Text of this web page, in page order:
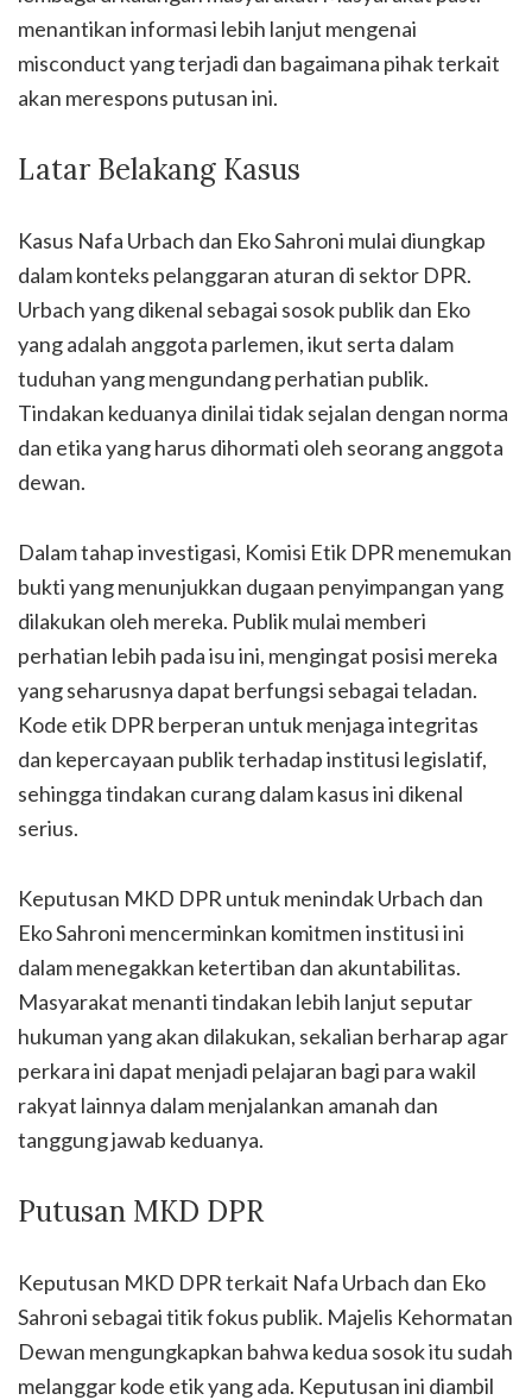
menantikan informasi lebih lanjut mengenai
misconduct yang terjadi dan bagaimana pihak terkait
akan merespons putusan ini.
Latar Belakang Kasus
Kasus Nafa Urbach dan Eko Sahroni mulai diungkap
dalam konteks pelanggaran aturan di sektor DPR.
Urbach yang dikenal sebagai sosok publik dan Eko
yang adalah anggota parlemen, ikut serta dalam
tuduhan yang mengundang perhatian publik.
Tindakan keduanya dinilai tidak sejalan dengan norma
dan etika yang harus dihormati oleh seorang anggota
dewan.
Dalam tahap investigasi, Komisi Etik DPR menemukan
bukti yang menunjukkan dugaan penyimpangan yang
dilakukan oleh mereka. Publik mulai memberi
perhatian lebih pada isu ini, mengingat posisi mereka
yang seharusnya dapat berfungsi sebagai teladan.
Kode etik DPR berperan untuk menjaga integritas
dan kepercayaan publik terhadap institusi legislatif,
sehingga tindakan curang dalam kasus ini dikenal
serius.
Keputusan MKD DPR untuk menindak Urbach dan
Eko Sahroni mencerminkan komitmen institusi ini
dalam menegakkan ketertiban dan akuntabilitas.
Masyarakat menanti tindakan lebih lanjut seputar
hukuman yang akan dilakukan, sekalian berharap agar
perkara ini dapat menjadi pelajaran bagi para wakil
rakyat lainnya dalam menjalankan amanah dan
tanggung jawab keduanya.
Putusan MKD DPR
Keputusan MKD DPR terkait Nafa Urbach dan Eko
Sahroni sebagai titik fokus publik. Majelis Kehormatan
Dewan mengungkapkan bahwa kedua sosok itu sudah
melanggar kode etik yang ada. Keputusan ini diambil